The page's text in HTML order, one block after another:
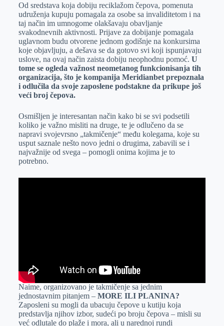
Od sredstava koja dobiju reciklažom čepova, pomenuta
udruženja kupuju pomagala za osobe sa invaliditetom i na
taj način im umnogome olakšavaju obavljanje
svakodnevnih aktivnosti. Prijave za dobijanje pomagala
uglavnom budu otvorene jednom godišnje na konkursima
koje objavljuju, a dešava se da gotovo svi koji ispunjavaju
uslove, na ovaj način zaista dobiju neophodnu pomoć. U
tome se ogleda važnost neometanog funkcionisanja tih
organizacija, što je kompanija Meridianbet prepoznala
i odlučila da svoje zaposlene podstakne da prikupe još
veći broj čepova.
Osmišljen je interesantan način kako bi se svi podsetili
koliko je važno misliti na druge, te je odlučeno da se
napravi svojevrsno „takmičenje“ među kolegama, koje su
usput saznale nešto novo jedni o drugima, zabavili se i
najvažnije od svega – pomogli onima kojima je to
potrebno.
Naime, organizovano je takmičenje sa jednim
jednostavnim pitanjem – MORE ILI PLANINA?
Zaposleni su mogli da ubacuju čepove u kutiju koja
predstavlja njihov izbor, sudeći po broju čepova – misli su
već odlutale do plaže i mora, ali u narednoj rundi